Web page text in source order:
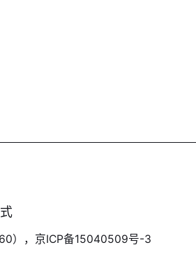
），京ICP备15040509号-3